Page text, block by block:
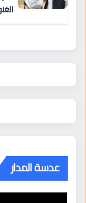
عدسة المدار